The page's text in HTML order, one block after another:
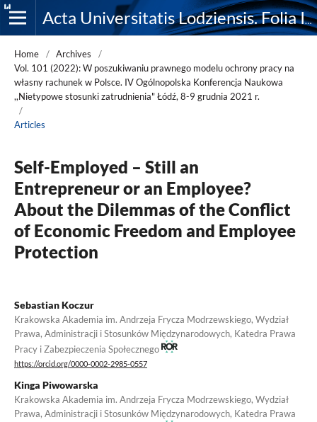
Acta Universitatis Lodziensis. Folia Iuridica
Home / Archives
/
Vol. 101 (2022): W poszukiwaniu prawnego modelu ochrony pracy na
własny rachunek w Polsce. IV Ogólnopolska Konferencja Naukowa
,,Nietypowe stosunki zatrudnienia" Łódź, 8-9 grudnia 2021 r.
/
Articles
Self-Employed – Still an
Entrepreneur or an Employee?
About the Dilemmas of the Conflict
of Economic Freedom and Employee
Protection
Sebastian Koczur
Krakowska Akademia im. Andrzeja Frycza Modrzewskiego, Wydział
Prawa, Administracji i Stosunków Międzynarodowych, Katedra Prawa
Pracy i Zabezpieczenia Społecznego
https://orcid.org/0000-0002-2985-0557
Kinga Piwowarska
Krakowska Akademia im. Andrzeja Frycza Modrzewskiego, Wydział
Prawa, Administracji i Stosunków Międzynarodowych, Katedra Prawa